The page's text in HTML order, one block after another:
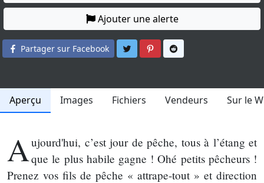
Ajouter une alerte
Partager sur Facebook Partager sur Twitter
Partager sur Pinterest
Aperçu Images Fichiers Vendeurs Sur le
Aujourd'hui, c’est jour de pêche, tous à l’étang et
que le plus habile gagne ! Ohé petits pêcheurs !
Prenez vos fils de pêche « attrape-tout » et direction